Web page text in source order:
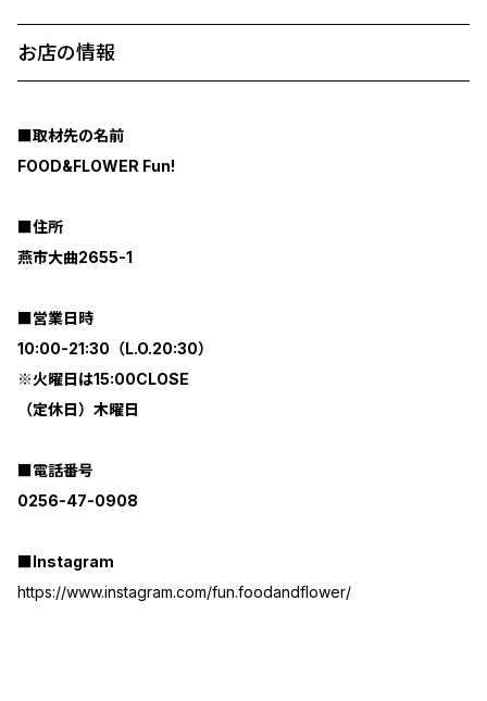
お店の情報
■取材先の名前
FOOD&FLOWER Fun!
■住所
燕市大曲2655-1
■営業日時
10:00-21:30（L.O.20:30）
※火曜日は15:00CLOSE
（定休日）木曜日
■電話番号
0256-47-0908
■Instagram
https://www.instagram.com/fun.foodandflower/